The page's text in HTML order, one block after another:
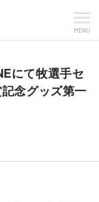
MENU
にて牧選手セ
念グッズ第一